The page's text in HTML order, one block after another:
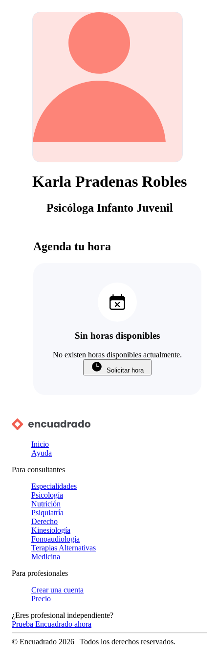
Karla Pradenas Robles
Psicóloga Infanto Juvenil
Agenda tu hora
Sin horas disponibles
No existen horas disponibles actualmente.
Solicitar hora
Inicio
Ayuda
Para consultantes
Especialidades
Psicología
Nutrición
Psiquiatría
Derecho
Kinesiología
Fonoaudiología
Terapias Alternativas
Medicina
Para profesionales
Crear una cuenta
Precio
¿Eres profesional independiente?
Prueba Encuadrado ahora
© Encuadrado 2026 | Todos los derechos reservados.